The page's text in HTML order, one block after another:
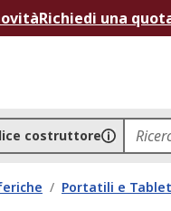
Richiedi una
costruttore
/ Portatili e Tablet